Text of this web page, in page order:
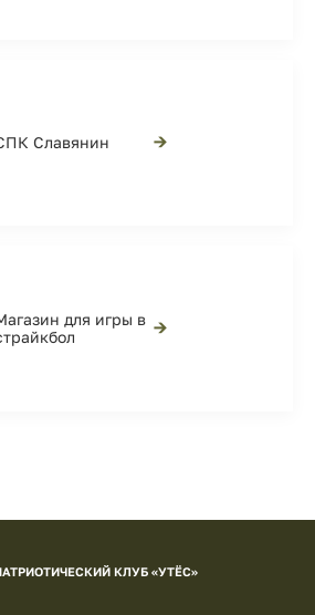
Славянин →
для игры в →
КЛУБ «УТЁС»